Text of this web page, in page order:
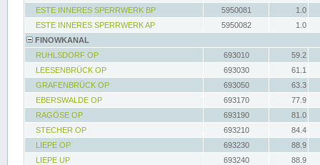
ESTE INNERES SPERRWERK BP
5950081
1.0
ESTE INNERES SPERRWERK AP
5950082
1.0
FINOWKANAL
RUHLSDORF OP
693010
59.2
LEESENBRÜCK OP
693030
61.1
GRAFENBRÜCK OP
693050
63.3
EBERSWALDE OP
693170
77.9
RAGÖSE OP
693190
81.0
STECHER OP
693210
84.4
LIEPE OP
693230
88.9
LIEPE UP
693240
88.9